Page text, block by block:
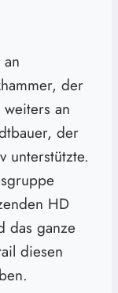
der
an
der
unterstützte.
HD
das ganze
diesen